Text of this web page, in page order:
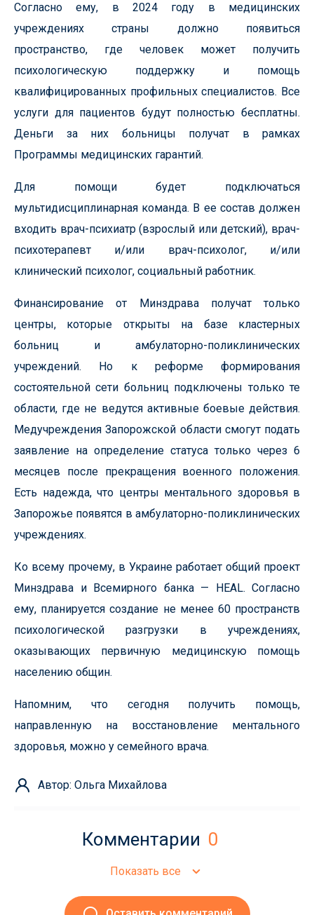
Согласно ему, в 2024 году в медицинских
учреждениях страны должно появиться
пространство, где человек может получить
психологическую поддержку и помощь
квалифицированных профильных специалистов. Все
услуги для пациентов будут полностью бесплатны.
Деньги за них больницы получат в рамках
Программы медицинских гарантий.
Для помощи будет подключаться
мультидисциплинарная команда. В ее состав должен
входить врач-психиатр (взрослый или детский), врач-
психотерапевт и/или врач-психолог, и/или
клинический психолог, социальный работник.
Финансирование от Минздрава получат только
центры, которые открыты на базе кластерных
больниц и амбулаторно-поликлинических
учреждений. Но к реформе формирования
состоятельной сети больниц подключены только те
области, где не ведутся активные боевые действия.
Медучреждения Запорожской области смогут подать
заявление на определение статуса только через 6
месяцев после прекращения военного положения.
Есть надежда, что центры ментального здоровья в
Запорожье появятся в амбулаторно-поликлинических
учреждениях.
Ко всему прочему, в Украине работает общий проект
Минздрава и Всемирного банка — HEAL. Согласно
ему, планируется создание не менее 60 пространств
психологической разгрузки в учреждениях,
оказывающих первичную медицинскую помощь
населению общин.
Напомним, что сегодня получить помощь,
направленную на восстановление ментального
здоровья, можно у семейного врача.
Автор: Ольга Михайлова
Комментарии 0
Показать все